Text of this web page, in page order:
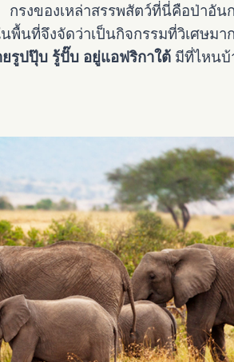
รงของเหล่าสรรพสัตว์ที่นี่คือป่าอัน
พื้นที่จึงจัดว่าเป็นกิจกรรมที่วิเศษ
ยรูปปุ๊บ รู้ปั๊บ อยู่แอฟริกาใต้ มีที่ไหนบ้